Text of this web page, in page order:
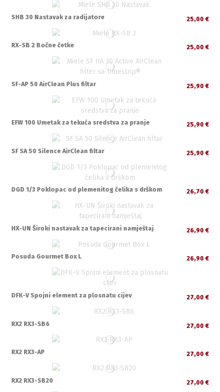
SHB 30 Nastavak za radijatore 25,00 €
RX-SB 2 Bočne četke 25,00 €
SF-AP 50 AirClean Plus filtar 25,90 €
EFW 100 Umetak za tekuća sredstva za pranje 25,90 €
SF SA 50 Silence AirClean filtar 25,90 €
DGD 1/3 Poklopac od plemenitog čelika s drškom 26,70 €
HX-UN Široki nastavak za tapecirani namještaj 26,90 €
Posuda Gourmet Box L 26,90 €
DFK-V Spojni element za plosnatu cijev 27,00 €
RX2 RX3-SB6 27,00 €
RX2 RX3-AP 27,00 €
RX2 RX3-SB20 27,00 €